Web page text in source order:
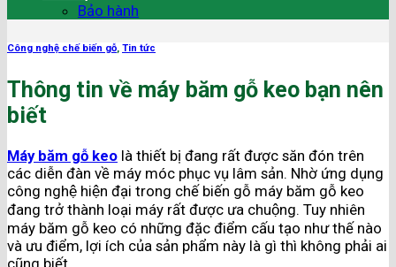
Bảo hành
Công nghệ chế biến gỗ, Tin tức
Thông tin về máy băm gỗ keo bạn nên
biết
Máy băm gỗ keo là thiết bị đang rất được săn đón trên
các diễn đàn về máy móc phục vụ lâm sản. Nhờ ứng dụng
công nghệ hiện đại trong chế biến gỗ máy băm gỗ keo
đang trở thành loại máy rất được ưa chuộng. Tuy nhiên
máy băm gỗ keo có những đặc điểm cấu tạo như thế nào
và ưu điểm, lợi ích của sản phẩm này là gì thì không phải ai